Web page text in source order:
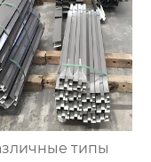
типы